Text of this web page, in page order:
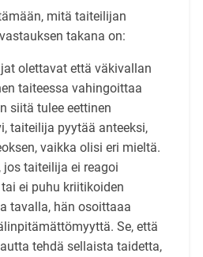
mitä taiteilijan
takana on:
olettavat että väkivallan
taiteessa vahingoittaa
siitä tulee eettinen
taiteilija pyytää anteeksi,
vaikka olisi eri mieltä.
jos taiteilija ei reagoi
ei puhu kriitikoiden
tavalla, hän osoittaaa
Se, että
tehdä sellaista taidetta,